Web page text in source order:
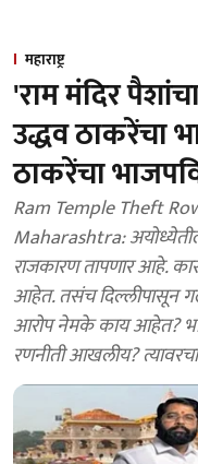
महाराष्ट्र
'राम मंदिर
उद्धव ठाकरेंचा
ठाकरेंचा
Ram Temple Theft
Maharashtra: अयोध्येतील
राजकारण तापणार आहे. कारण
आहेत. तसंच दिल्लीपासून
आरोप नेमके काय आहेत?
रणनीती आखलीय? त्यावरचा